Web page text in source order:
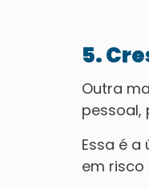
5.
Outra
pessoal,
Essa é
em